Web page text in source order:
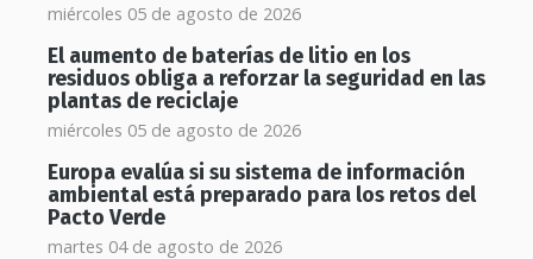
miércoles 05 de agosto de 2026
El aumento de baterías de litio en los
residuos obliga a reforzar la seguridad en las
plantas de reciclaje
miércoles 05 de agosto de 2026
Europa evalúa si su sistema de información
ambiental está preparado para los retos del
Pacto Verde
martes 04 de agosto de 2026